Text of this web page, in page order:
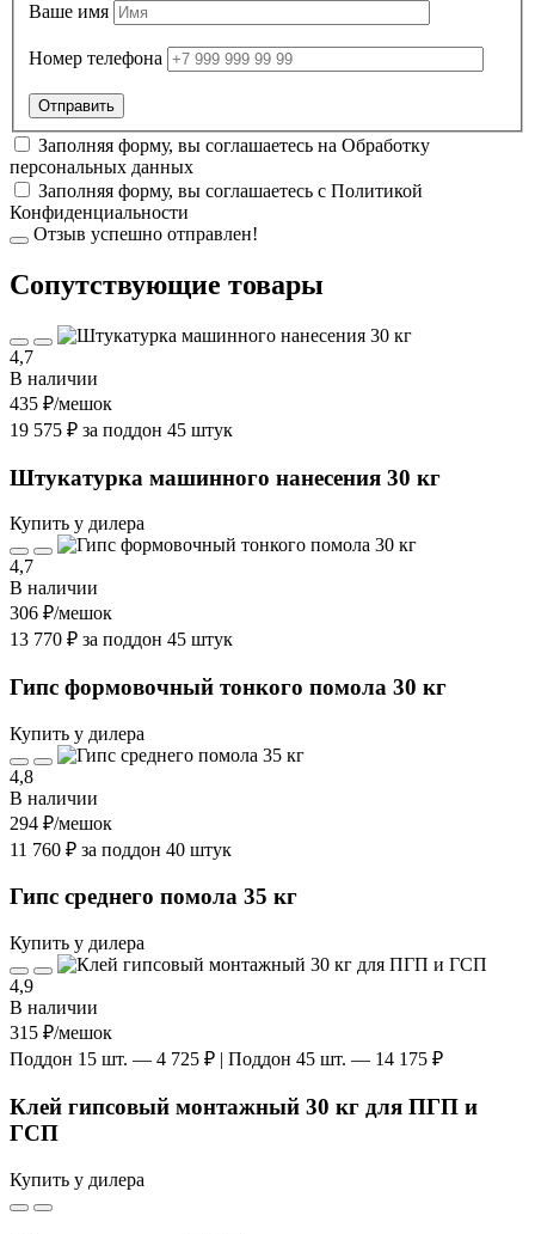
Ваше имя
Номер телефона
Заполняя форму, вы соглашаетесь на Обработку
персональных данных
Заполняя форму, вы соглашаетесь с Политикой
Конфиденциальности
Отзыв успешно отправлен!
Cопутствующие товары
4,7
В наличии
435 ₽/мешок
19 575 ₽ за поддон 45 штук
Штукатурка машинного нанесения 30 кг
Купить у дилера
4,7
В наличии
306 ₽/мешок
13 770 ₽ за поддон 45 штук
Гипс формовочный тонкого помола 30 кг
Купить у дилера
4,8
В наличии
294 ₽/мешок
11 760 ₽ за поддон 40 штук
Гипс среднего помола 35 кг
Купить у дилера
4,9
В наличии
315 ₽/мешок
Поддон 15 шт. — 4 725 ₽ | Поддон 45 шт. — 14 175 ₽
Клей гипсовый монтажный 30 кг для ПГП и
ГСП
Купить у дилера